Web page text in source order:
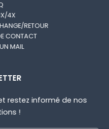
4X
RETOUR
CONTACT
MAIL
restez informé de nos
!